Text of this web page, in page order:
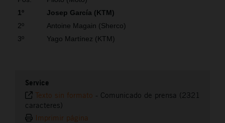
1º
Josep García (KTM)
2º
Antoine Magain (Sherco)
3º
Yago Martínez (KTM)
Service
Texto sin formato - Comunicado de prensa (2321
caracteres)
Imprimir página